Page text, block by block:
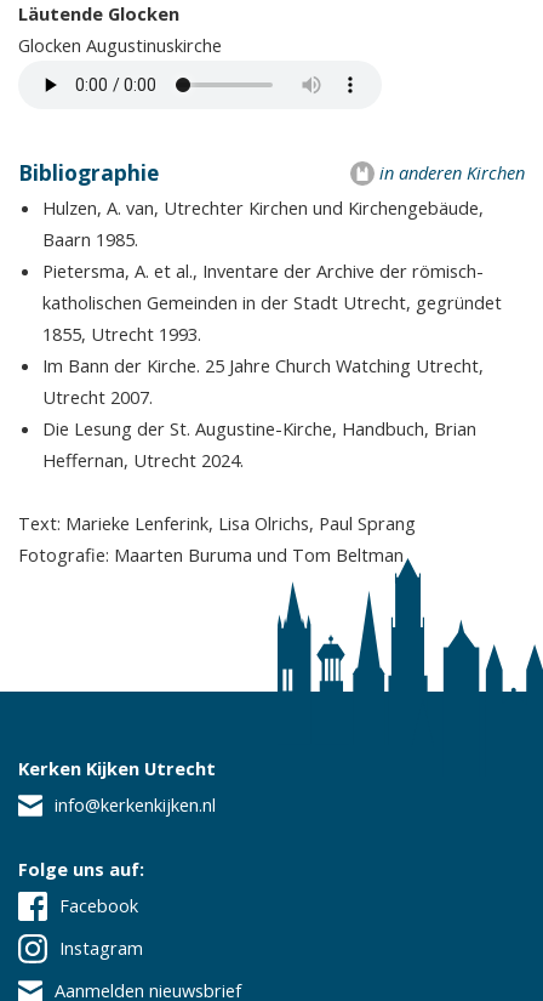
Läutende Glocken
Glocken Augustinuskirche
in anderen Kirchen
Bibliographie
Hulzen, A. van, Utrechter Kirchen und Kirchengebäude,
Baarn 1985.
Pietersma, A. et al., Inventare der Archive der römisch-
katholischen Gemeinden in der Stadt Utrecht, gegründet
1855, Utrecht 1993.
Im Bann der Kirche. 25 Jahre Church Watching Utrecht,
Utrecht 2007.
Die Lesung der St. Augustine-Kirche, Handbuch, Brian
Heffernan, Utrecht 2024.
Text: Marieke Lenferink, Lisa Olrichs, Paul Sprang
Fotografie: Maarten Buruma und Tom Beltman
Kerken Kijken Utrecht
info@kerkenkijken.nl
Folge uns auf:
Facebook
Instagram
Aanmelden nieuwsbrief